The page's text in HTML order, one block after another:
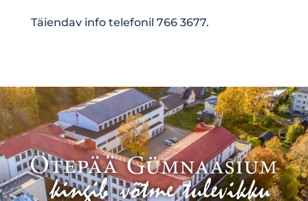
Täiendav info telefonil 766 3677.